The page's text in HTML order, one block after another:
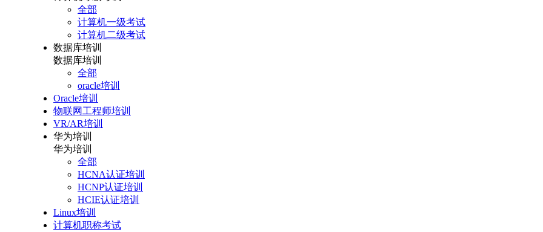
全部
计算机一级考试
计算机二级考试
数据库培训
数据库培训
全部
oracle培训
Oracle培训
物联网工程师培训
VR/AR培训
华为培训
华为培训
全部
HCNA认证培训
HCNP认证培训
HCIE认证培训
Linux培训
计算机职称考试